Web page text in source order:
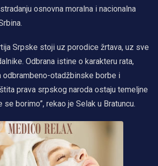
osnovna moralna i nacionalna
Srpske stoji uz porodice žrtava, uz sve
Odbrana istine o karakteru rata,
odbrambeno-otadžbinske borbe i
prava srpskog naroda ostaju temeljne
borimo”, rekao je Selak u Bratuncu.